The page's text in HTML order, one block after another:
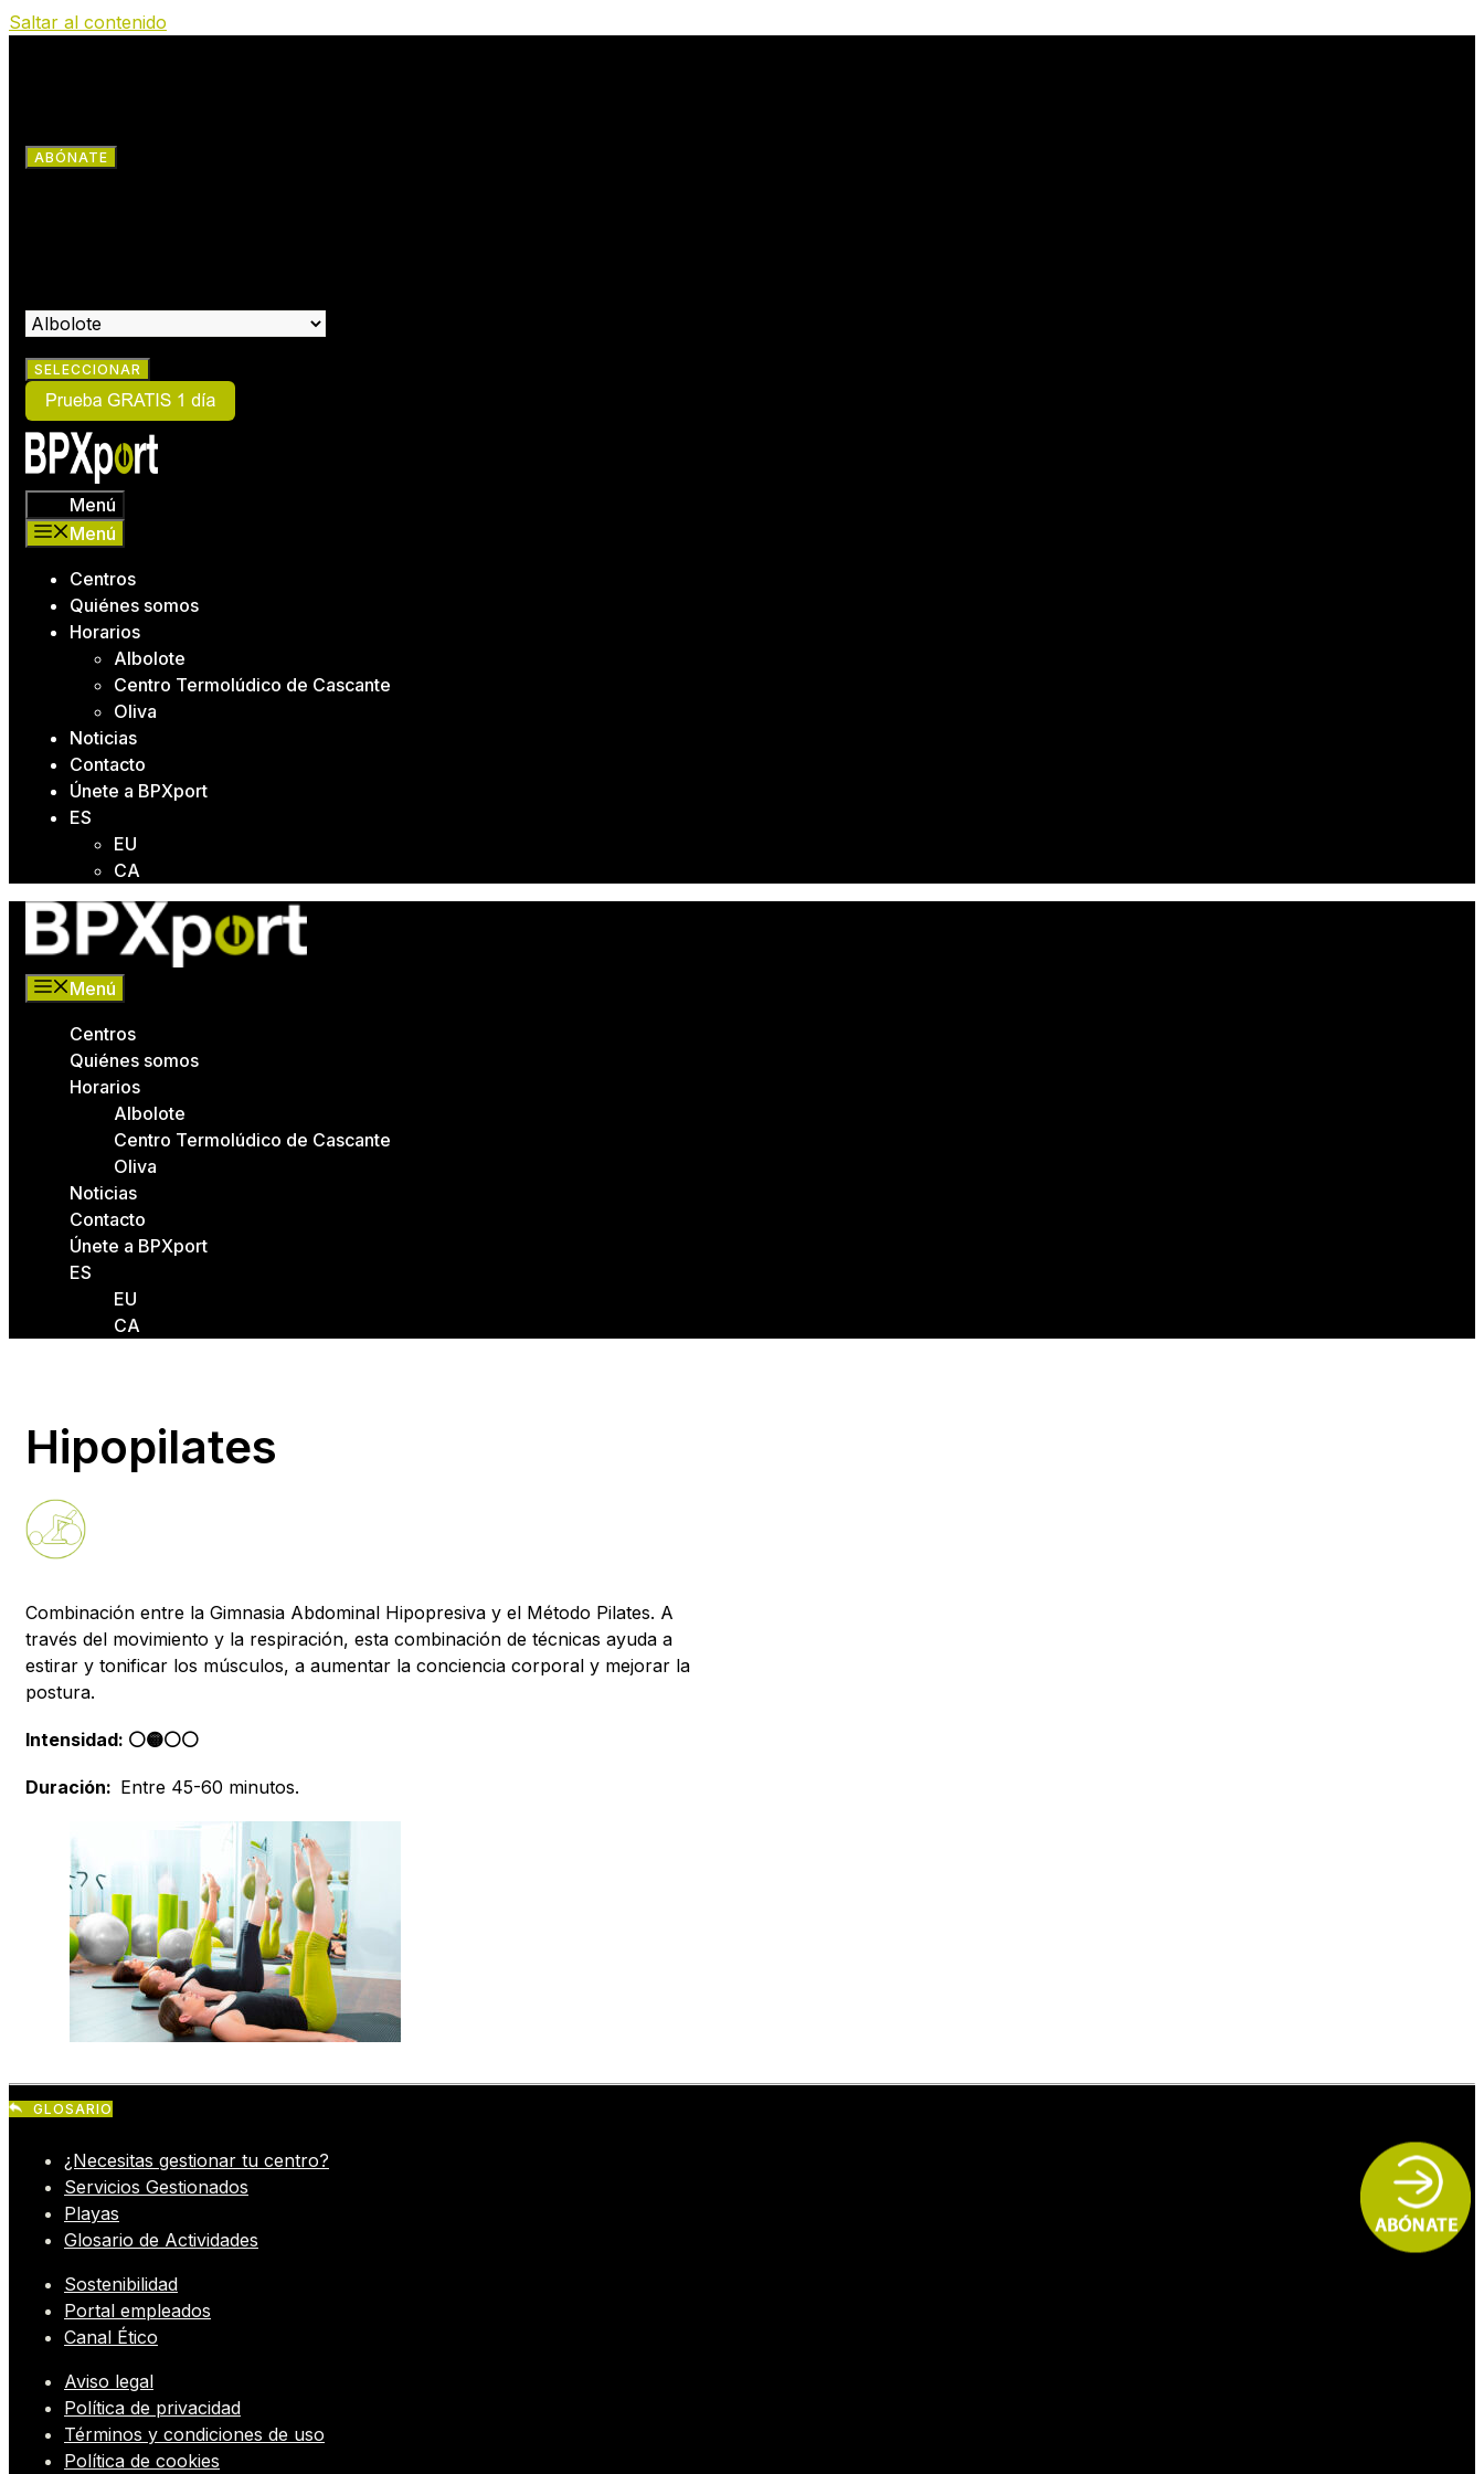
Saltar al contenido
ABÓNATE
Menú
Menú
Centros
Quiénes somos
Horarios
Albolote
Centro Termolúdico de Cascante
Oliva
Noticias
Contacto
Únete a BPXport
ES
EU
CA
Menú
Centros
Quiénes somos
Horarios
Albolote
Centro Termolúdico de Cascante
Oliva
Noticias
Contacto
Únete a BPXport
ES
EU
CA
Hipopilates
Combinación entre la Gimnasia Abdominal Hipopresiva y el Método Pilates. A
través del movimiento y la respiración, esta combinación de técnicas ayuda a
estirar y tonificar los músculos, a aumentar la conciencia corporal y mejorar la
postura.
Intensidad: ⚪️🟡⚪️⚪
Duración: Entre 45-60 minutos.
GLOSARIO
¿Necesitas gestionar tu centro?
Servicios Gestionados
Playas
Glosario de Actividades
Sostenibilidad
Portal empleados
Canal Ético
Aviso legal
Política de privacidad
Términos y condiciones de uso
Política de cookies